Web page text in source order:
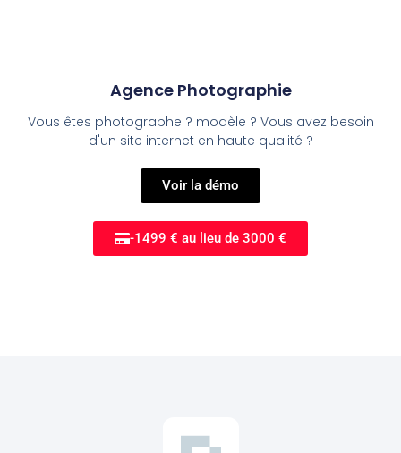
Agence Photographie
Vous êtes photographe ? modèle ? Vous avez besoin
d'un site internet en haute qualité ?
Voir la démo
-1499 € au lieu de 3000 €